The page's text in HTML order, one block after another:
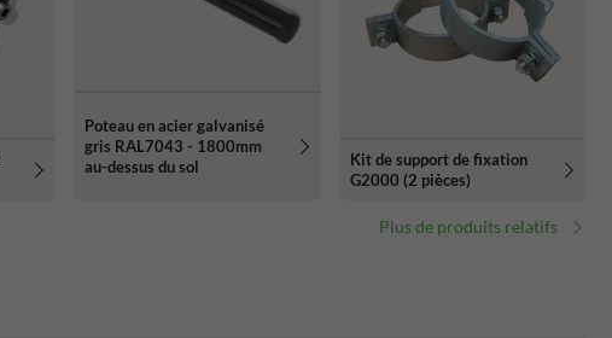
Poteau en acier galvanisé
gris RAL7043 - 1800mm
au-dessus du sol
Kit de support de fixation
G2000 (2 pièces)
Plus de produits relatifs